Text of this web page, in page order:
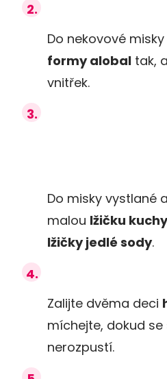
Do nekovové misky
formy alobal tak,
vnitřek.
Do misky vystlané
malou lžičku
lžičky jedlé sody.
Zalijte dvěma deci
míchejte, dokud
nerozpustí.